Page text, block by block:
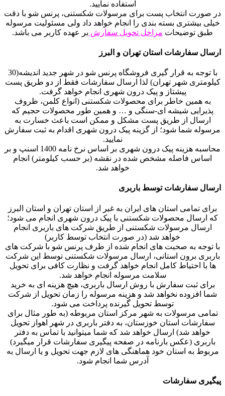
استفاده نمایید.
در صورت انتخاب پست برای مرسولات شکستنی، پرنس شو با دقت
خیلی بیشتری بسته بندی را انجام خواهد داد ولی مسئولیت مرسوله
طبق توضیحات مراحل تحویل سفارش بر عهده کاربر می باشد.
ارسال سفارشات استان تهران و البرز
با توجه به قرار گیری فروشگاه پرنس شو در شهر جدید اندیشه(30
کیلومتری شهر تهران) لذا ارسال سفارشات فقط از دو طریق پست
پیشتاز و پیک درون شهری انجام خواهد گرفت.
به همین خاطر برای محصولات شکستنی (انواع کلمن، ظروف
پذیرایی شیشه ای-سنگی و … و همین طور محصولات حجیم که
ارسال از طریق پست مشکل و ممکن است باعث خسارت به
مرسوله شما شود؛ از گزینه پیک درون شهری اقدام به ثبت سفارش
نمایید.
محاسبه هزینه پیک درون شهری بر اساس نرخ نامه 1400 اسنپ و بر
اساس فاصله مشخص شده در نقشه (بر حسب کیلومتر) انجام
خواهد شد.
ارسال سفارشات توسط باربری
برای تمامی استان های ایران به غیر از استان تهران و استان البرز
که ارسال محصولات شکستنی با پیک درون شهری انجام می شود؛
ارسال مرسولات شکستنی از طریق شرکت های باربری انجام
خواهد شد (در صورت انتخاب توسط کاربر)
با توجه به صحبت های انجام شده از طرف پرنس شو با شرکت های
باربری برون استانی، ارسال مرسولات شکستنی توسط این شرکت
ها با احتیاط کامل انجام خواهد گرفت و نظارت کافی برای تحویل
سلامت مرسوله انجام خواهد شد.
برای ثبت سفارش با روش ارسال باربری، هیچ هزینه ای به خرید
شما افزوده نخواهد شد و هزینه مرسوله را زمان تحویل از شرکت
توسط تحویل گیرنده پرداخت می شود.
تمامی مرسولات به شهر مرکز استان مربوطه (به طور مثال برای
سفارشات استان خوزستان، به دفتر باربری در شهر اهواز تحویل
خواهد شد) ارسال خواهد شد که شما میتوانید با تماس به دفتر
باربری (عکس بارنامه در صفحه پیگیری سفارشات قرار میگیرد)
مربوط به استان خود هماهنگی های لازم جهت تحویل و یا ارسال به
آدرس شما انجام شود.
پیگیری سفارشات